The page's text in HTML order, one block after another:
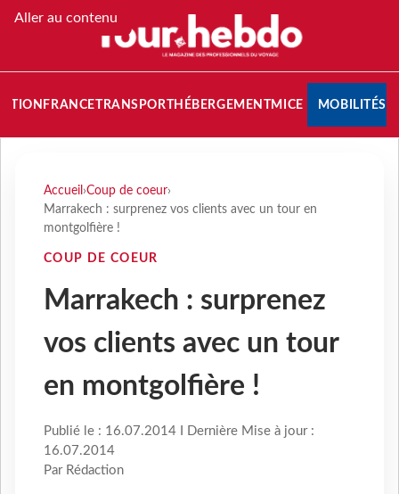
Aller au contenu
FRANCETRANSPORT HÉBERGEMENTMICE MOBILITÉS
Accueil ›Coup de coeur›
Marrakech : surprenez vos clients avec un tour en
montgolfière !
COUP DE COEUR
Marrakech : surprenez
vos clients avec un tour
en montgolfière !
Publié le : 16.07.2014 I Dernière Mise à jour :
16.07.2014
Par Rédaction